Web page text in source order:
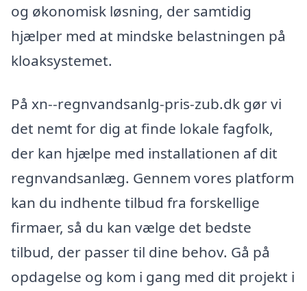
og økonomisk løsning, der samtidig
hjælper med at mindske belastningen på
kloaksystemet.
På xn--regnvandsanlg-pris-zub.dk gør vi
det nemt for dig at finde lokale fagfolk,
der kan hjælpe med installationen af dit
regnvandsanlæg. Gennem vores platform
kan du indhente tilbud fra forskellige
firmaer, så du kan vælge det bedste
tilbud, der passer til dine behov. Gå på
opdagelse og kom i gang med dit projekt i